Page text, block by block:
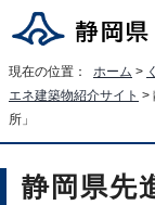
現在の位置： ホーム >
エネ建築物紹介サイト >
所」
静岡県先